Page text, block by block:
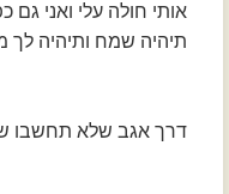
אותי חולה עלי ואני
תיהיה שמח ותיהיה לך
דרך אגב שלא תחשבו